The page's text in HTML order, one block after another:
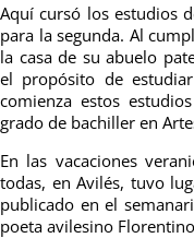
Aquí cursó los estudios
para la segunda. Al
la casa de su abuelo
el propósito de
comienza estos
grado de bachiller en
En las vacaciones
todas, en Avilés, tuvo
publicado en el
poeta avilesino